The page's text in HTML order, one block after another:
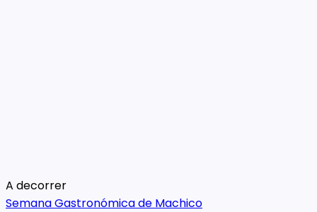
A decorrer
Semana Gastronómica de Machico